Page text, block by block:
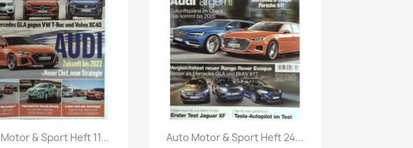
Vorschau
& Sport Heft 11... Vorschau
Auto Motor & Sport Heft 24...